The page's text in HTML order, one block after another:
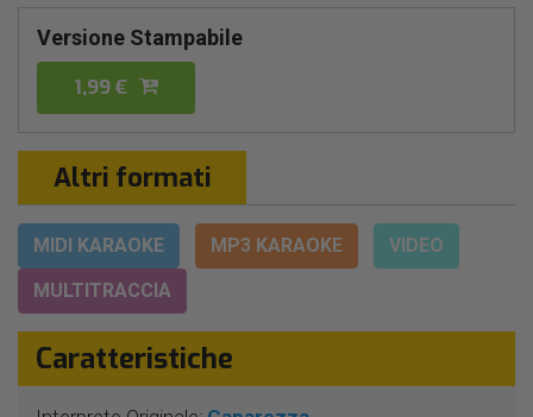
Versione Stampabile
1,99 €
Altri formati
MIDI KARAOKE MP3 KARAOKE
VIDEO
MULTITRACCIA
Caratteristiche